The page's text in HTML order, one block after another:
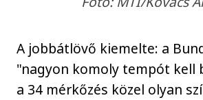
A jobbátlövő kiemelte: a
"nagyon komoly tempót kell
a 34 mérkőzés közel olyan